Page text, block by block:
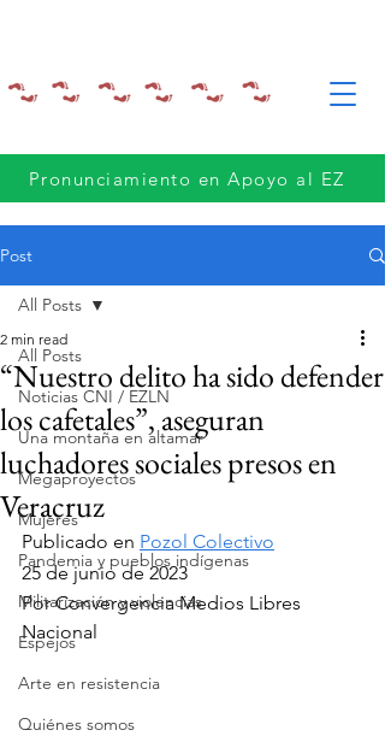
Pronunciamiento en Apoyo al EZ
Post
All Posts
Noticias CNI / EZLN
Una montaña en altamar
Megaproyectos
Mujeres
Pandemia y pueblos indígenas
Militarización y violencias
Espejos
Arte en resistencia
Quiénes somos
All Posts
“Nuestro delito ha sido defender
los cafetales”, aseguran
luchadores sociales presos en
Veracruz
2 min read
Publicado en Pozol Colectivo
25 de junio de 2023
Por Convergencia Medios Libres
Nacional